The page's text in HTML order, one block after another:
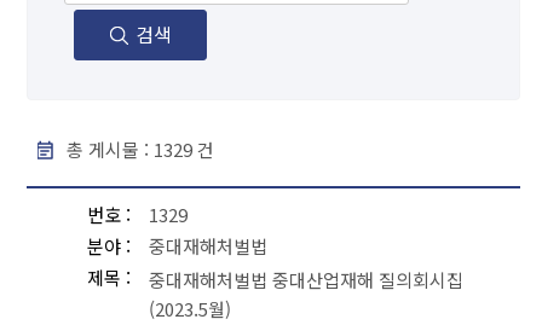
검색
총 게시물 : 1329건
번호
1329
분야
중대재해처벌법
제목
중대재해처벌법 중대산업재해 질의회시집
(2023.5월)